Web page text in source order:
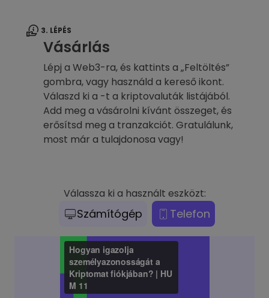
3. LÉPÉS
Vásárlás
Lépj a Web3-ra, és kattints a „Feltöltés”
gombra, vagy használd a kereső ikont.
Válaszd ki a -t a kriptovaluták listájából.
Add meg a vásárolni kívánt összeget, és
erősítsd meg a tranzakciót. Gratulálunk,
most már a tulajdonosa vagy!
Válassza ki a használt eszközt:
Számítógép Telefon